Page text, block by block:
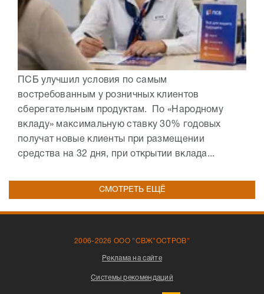
ПСБ улучшил условия по самым
востребованным у розничных клиентов
сберегательным продуктам. По «Народному
вкладу» максимальную ставку 30% годовых
получат новые клиенты при размещении
средства на 32 дня, при открытии вклада...
СМОТРЕТЬ ЕЩЁ
2006-2026 ООО "СВЖ"ОСТРОВ"
Реклама на сайте
Системы рекомендаций